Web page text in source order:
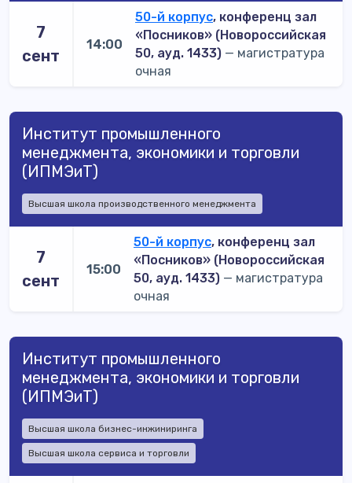
7
сент
14:00
50-й корпус, конференц зал
«Посников» (Новороссийская
50, ауд. 1433) — магистратура
очная
Институт промышленного
менеджмента, экономики и торговли
(ИПМЭиТ)
Высшая школа производственного менеджмента
7
сент
15:00
50-й корпус, конференц зал
«Посников» (Новороссийская
50, ауд. 1433) — магистратура
очная
Институт промышленного
менеджмента, экономики и торговли
(ИПМЭиТ)
Высшая школа бизнес-инжиниринга
Высшая школа сервиса и торговли